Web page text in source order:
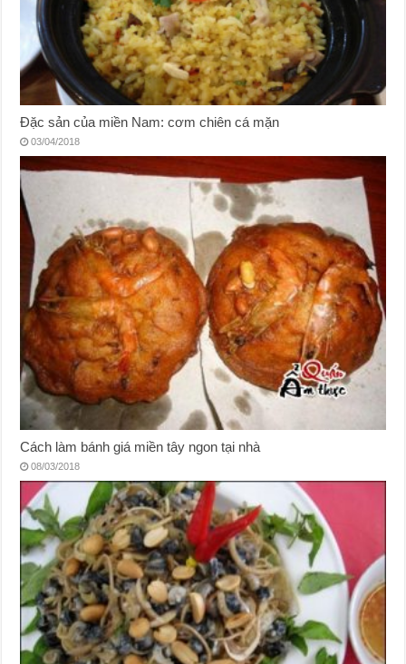
Đặc sản của miền Nam: cơm chiên cá mặn
03/04/2018
Cách làm bánh giá miền tây ngon tại nhà
08/03/2018